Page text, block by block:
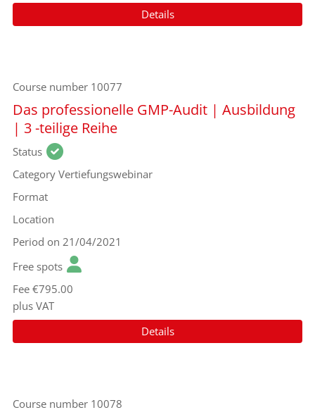
Details
Course number 10077
Das professionelle GMP-Audit | Ausbildung
| 3 -teilige Reihe
Status
Category Vertiefungswebinar
Format
Location
Period on 21/04/2021
Free spots
Fee €795.00
plus VAT
Details
Course number 10078